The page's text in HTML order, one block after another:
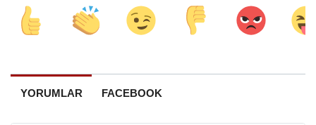
YORUMLAR FACEBOOK